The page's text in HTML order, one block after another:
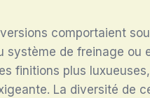
comportaient
système de freinage ou
finitions plus
La diversité de